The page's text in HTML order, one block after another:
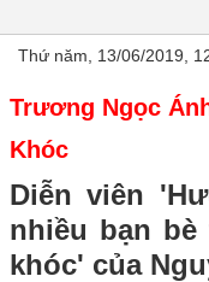
Thứ năm, 13/06/2019,
Trương Ngọc
Khóc
Diễn viên
nhiều bạn
khóc' của